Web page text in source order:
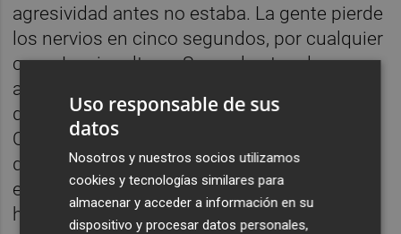
agresividad antes no estaba. La gente pierde
los nervios en cinco segundos, por cualquier
cosa. Los insultos a Samuel antes de su
asesinato denotan que hay un rechazo, un
desprecio que alimenta las acciones físicas.
Que fuera o no gay, no tiene importancia. Lo
que importa es que ellos, los asesinos,
estuvieran convencidos de que lo era. Y ese
hecho alimentó la agresividad física.
Uso responsable de sus
datos
Nosotros y nuestros socios utilizamos
cookies y tecnologías similares para
almacenar y acceder a información en su
dispositivo y procesar datos personales,